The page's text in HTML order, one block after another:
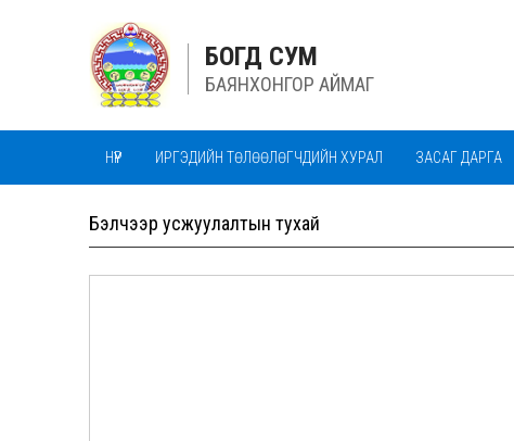
БОГД СУМ
БАЯНХОНГОР АЙМАГ
НҮҮР ИРГЭДИЙН ТӨЛӨӨЛӨГЧДИЙН ХУРАЛ ЗАСАГ ДАРГА
Бэлчээр усжуулалтын тухай